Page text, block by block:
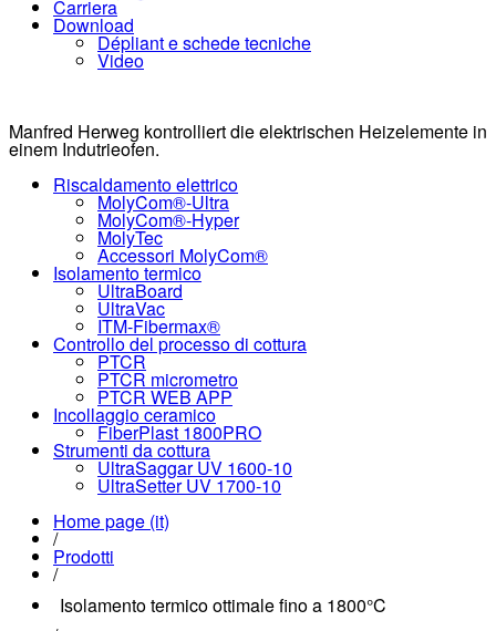
Carriera
Download
Dépliant e schede tecniche
Video
Manfred Herweg kontrolliert die elektrischen Heizelemente in
einem Indutrieofen.
Riscaldamento elettrico
MolyCom®-Ultra
MolyCom®-Hyper
MolyTec
Accessori MolyCom®
Isolamento termico
UltraBoard
UltraVac
ITM-Fibermax®
Controllo del processo di cottura
PTCR
PTCR micrometro
PTCR WEB APP
Incollaggio ceramico
FiberPlast 1800PRO
Strumenti da cottura
UltraSaggar UV 1600-10
UltraSetter UV 1700-10
Home page (it)
/
Prodotti
/
Isolamento termico ottimale fino a 1800°C